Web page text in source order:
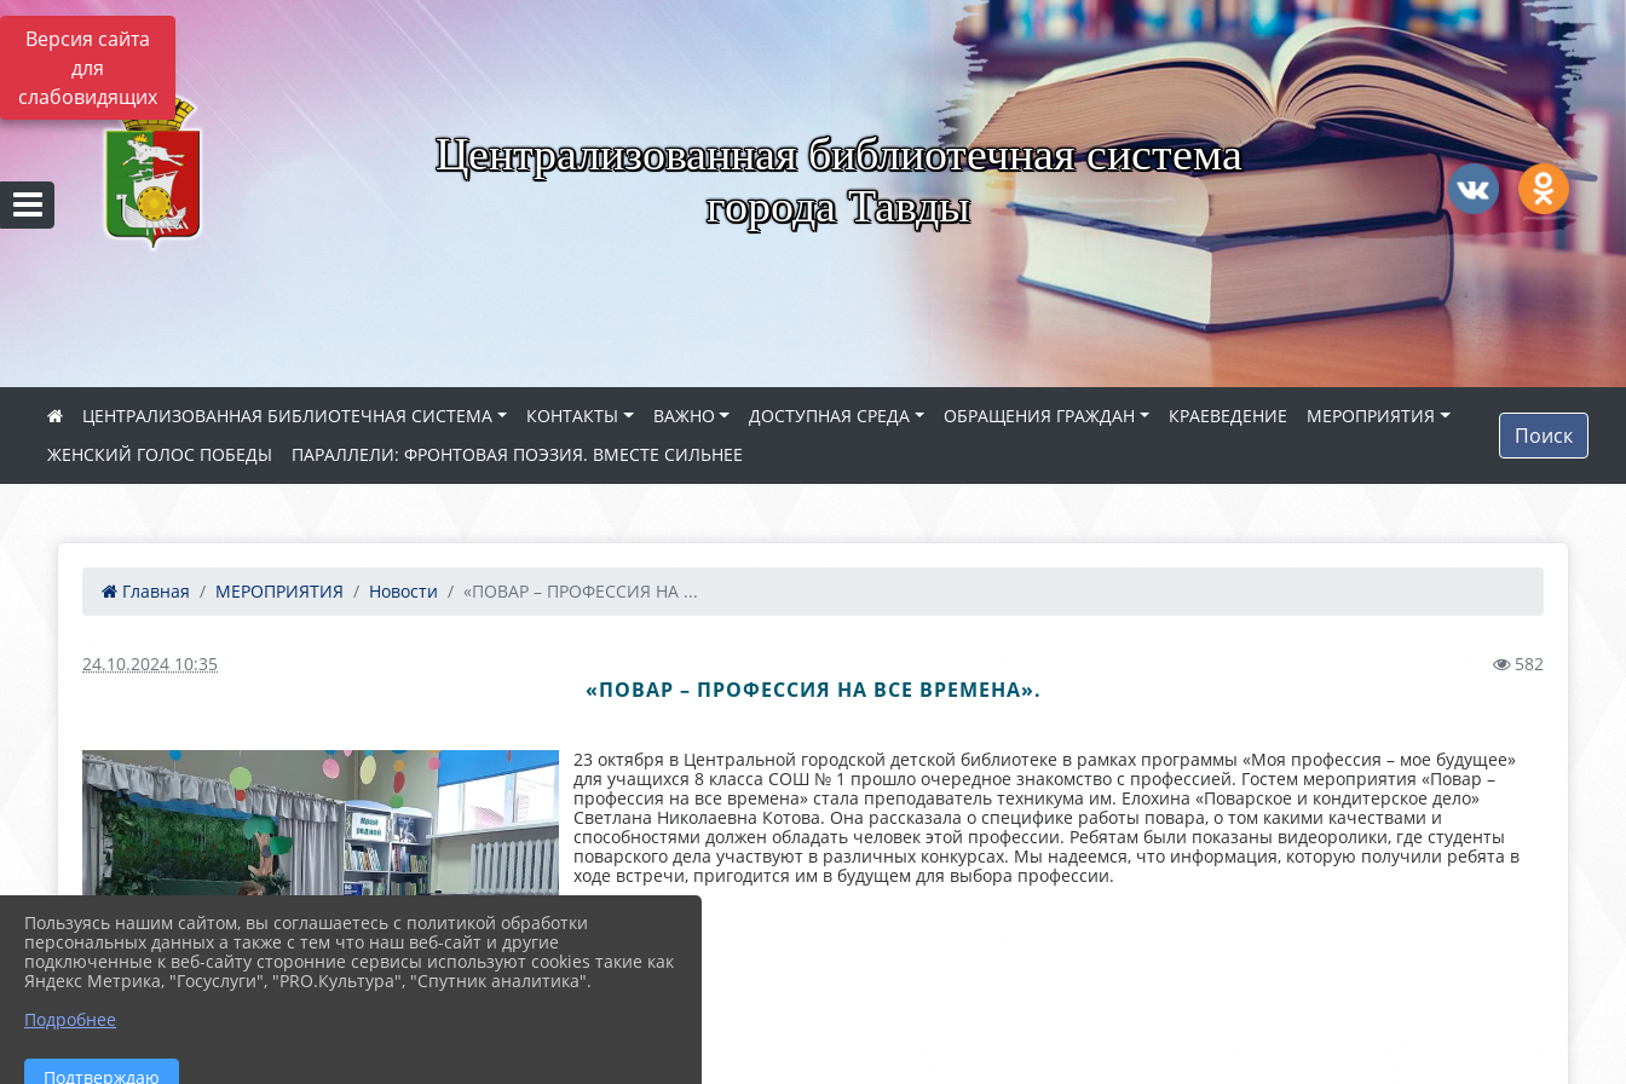
Версия сайта
для
слабовидящих
Централизованная библиотечная система
города Тавды
ЦЕНТРАЛИЗОВАННАЯ БИБЛИОТЕЧНАЯ СИСТЕМА КОНТАКТЫ ВАЖНО ДОСТУПНАЯ СРЕДА ОБРАЩЕНИЯ ГРАЖДАН КРАЕВЕДЕНИЕ
МЕРОПРИЯТИЯ
ЖЕНСКИЙ ГОЛОС ПОБЕДЫ
ПАРАЛЛЕЛИ: ФРОНТОВАЯ ПОЭЗИЯ. ВМЕСТЕ СИЛЬНЕЕ
Поиск
Главная МЕРОПРИЯТИЯ Новости «ПОВАР – ПРОФЕССИЯ НА ...
24.10.2024 10:35 582
«ПОВАР – ПРОФЕССИЯ НА ВСЕ ВРЕМЕНА».
23 октября в Центральной городской детской библиотеке в рамках программы «Моя профессия – мое будущее»
для учащихся 8 класса СОШ № 1 прошло очередное знакомство с профессией. Гостем мероприятия «Повар –
профессия на все времена» стала преподаватель техникума им. Елохина «Поварское и кондитерское дело»
Светлана Николаевна Котова. Она рассказала о специфике работы повара, о том какими качествами и
способностями должен обладать человек этой профессии. Ребятам были показаны видеоролики, где студенты
поварского дела участвуют в различных конкурсах. Мы надеемся, что информация, которую получили ребята в
ходе встречи, пригодится им в будущем для выбора профессии.
Пользуясь нашим сайтом, вы соглашаетесь с политикой обработки
персональных данных а также с тем что наш веб-сайт и другие
подключенные к веб-сайту сторонние сервисы используют cookies такие как
Яндекс Метрика, "Госуслуги", "PRO.Культура", "Спутник аналитика".
Подробнее
Подтверждаю